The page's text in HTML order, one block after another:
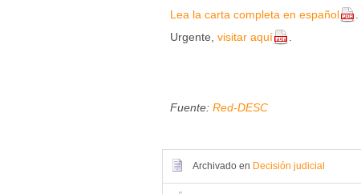
Lea la carta completa en español
Urgente, visitar aquí
Fuente: Red-DESC
Archivado en Decisión judicial